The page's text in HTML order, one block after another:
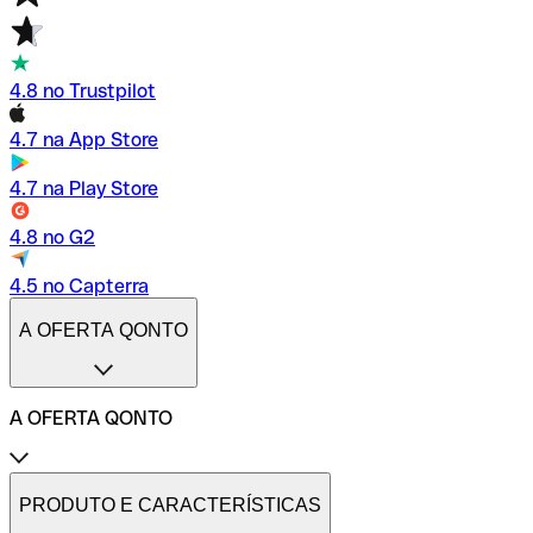
4.8 no Trustpilot
4.7 na App Store
4.7 na Play Store
4.8 no G2
4.5 no Capterra
A OFERTA QONTO
A OFERTA QONTO
Tarifas
Conta profissional online
PRODUTO E CARACTERÍSTICAS